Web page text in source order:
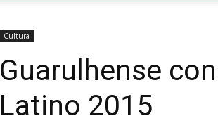
Cultura
Guarulhense
Latino 2015